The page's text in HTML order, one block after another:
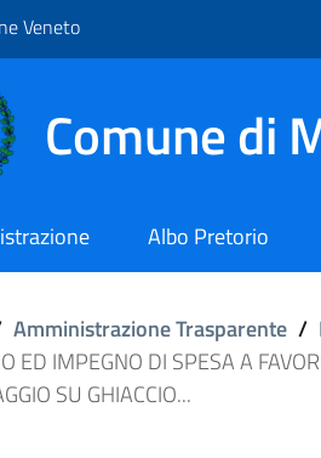
Veneto
Comune di
Albo Pretorio
Amministrazione Trasparente /
ED IMPEGNO DI SPESA A
SU GHIACCIO...